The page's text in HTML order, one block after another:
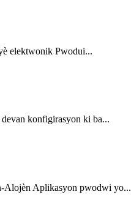
elektwonik Pwodui...
konfigirasyon ki ba...
Alojèn Aplikasyon pwodwi yo...